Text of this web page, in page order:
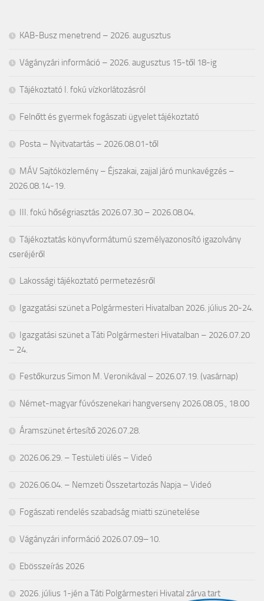
KAB-Busz menetrend – 2026. augusztus
Vágányzári információ – 2026. augusztus 15-től 18-ig
Tájékoztató I. fokú vízkorlátozásról
Felnőtt és gyermek fogászati ügyelet tájékoztató
Posta – Nyitvatartás – 2026.08.01-től
MÁV Sajtóközlemény – Éjszakai, zajjal járó munkavégzés –
2026.08.14-19.
III. fokú hőségriasztás 2026.07.30 – 2026.08.04.
Tájékoztatás könyvformátumú személyazonosító igazolvány
cseréjéről
Lakossági tájékoztató permetezésről
Igazgatási szünet a Polgármesteri Hivatalban 2026. július 20-24.
Igazgatási szünet a Táti Polgármesteri Hivatalban – 2026.07.20
– 24.
Festőkurzus Simon M. Veronikával – 2026.07.19. (vasárnap)
Német-magyar fúvószenekari hangverseny 2026.08.05., 18.00
Áramszünet értesítő 2026.07.28.
2026.06.29. – Testületi ülés – Videó
2026.06.04. – Nemzeti Összetartozás Napja – Videó
Fogászati rendelés szabadság miatti szünetelése
Vágányzári információ 2026.07.09–10.
Ebösszeírás 2026
2026. július 1-jén a Táti Polgármesteri Hivatal zárva tart